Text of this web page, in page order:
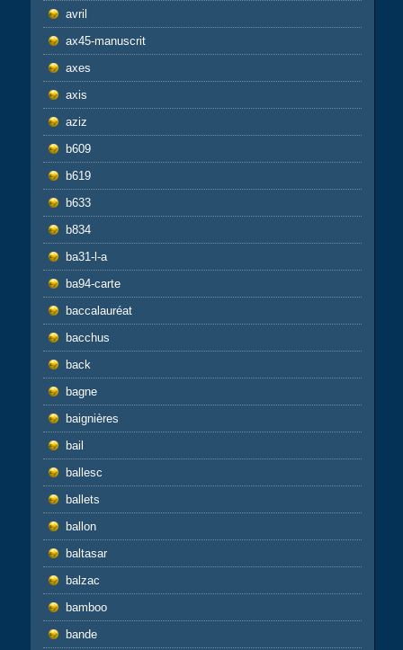
avril
ax45-manuscrit
axes
axis
aziz
b609
b619
b633
b834
ba31-l-a
ba94-carte
baccalauréat
bacchus
back
bagne
baignières
bail
ballesc
ballets
ballon
baltasar
balzac
bamboo
bande